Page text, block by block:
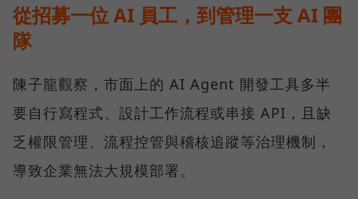
從招募一位 AI 員工，到管理一支 AI 團
隊
陳子龍觀察，市面上的 AI Agent 開發工具多半
要自行寫程式、設計工作流程或串接 API，且缺
乏權限管理、流程控管與稽核追蹤等治理機制，
導致企業無法大規模部署。